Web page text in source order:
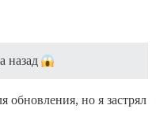
назад
обновления, но я застрял